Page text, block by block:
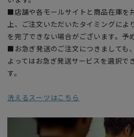
■店舗や各モールサイトと商品在庫を
上、ご注文いただいたタイミングによ
を完了できない場合がございます。予
■お急ぎ発送のご注文につきましても
よってはお急ぎ発送サービスを選択で
す。
洗えるスーツはこちら